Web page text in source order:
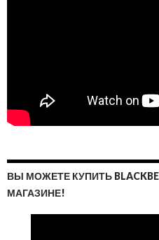
ВЫ МОЖЕТЕ КУПИТЬ
МАГАЗИНЕ!